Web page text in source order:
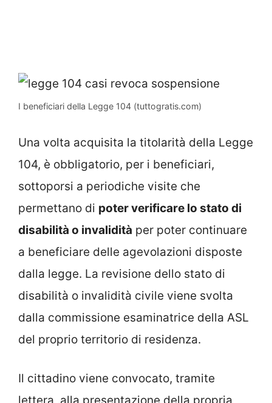
I beneficiari della Legge 104 (tuttogratis.com)
Una volta acquisita la titolarità della Legge
104, è obbligatorio, per i beneficiari,
sottoporsi a periodiche visite che
permettano di poter verificare lo stato di
disabilità o invalidità per poter continuare
a beneficiare delle agevolazioni disposte
dalla legge. La revisione dello stato di
disabilità o invalidità civile viene svolta
dalla commissione esaminatrice della ASL
del proprio territorio di residenza.
Il cittadino viene convocato, tramite